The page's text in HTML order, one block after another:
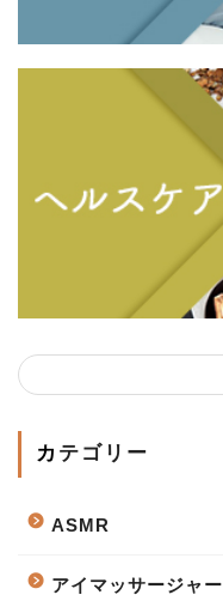
カテゴリー
ASMR
アイマッサージャー